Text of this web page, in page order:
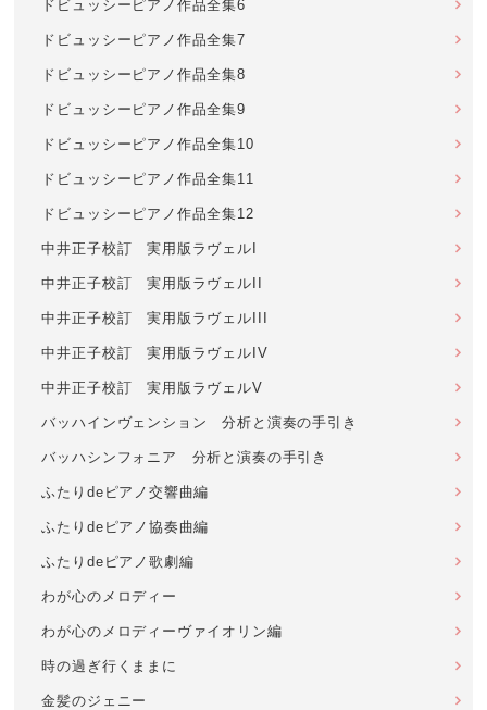
ドビュッシーピアノ作品全集6
ドビュッシーピアノ作品全集7
ドビュッシーピアノ作品全集8
ドビュッシーピアノ作品全集9
ドビュッシーピアノ作品全集10
ドビュッシーピアノ作品全集11
ドビュッシーピアノ作品全集12
中井正子校訂 実用版ラヴェルI
中井正子校訂 実用版ラヴェルII
中井正子校訂 実用版ラヴェルIII
中井正子校訂 実用版ラヴェルIV
中井正子校訂 実用版ラヴェルV
バッハインヴェンション 分析と演奏の手引き
バッハシンフォニア 分析と演奏の手引き
ふたりdeピアノ交響曲編
ふたりdeピアノ協奏曲編
ふたりdeピアノ歌劇編
わが心のメロディー
わが心のメロディーヴァイオリン編
時の過ぎ行くままに
金髪のジェニー